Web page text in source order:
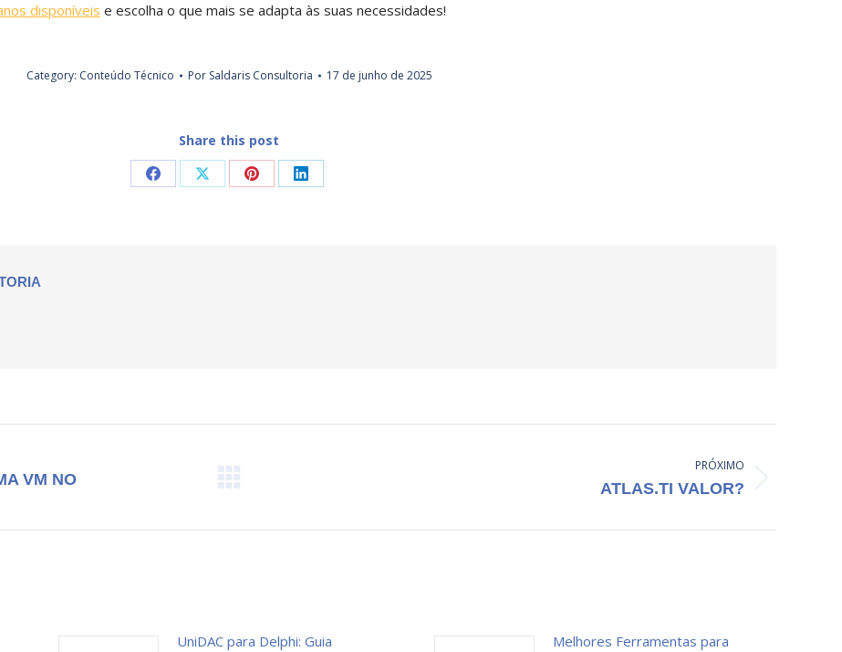
disponíveis e escolha o que mais se adapta às suas necessidades!
Category: Conteúdo Técnico Por Saldaris Consultoria 17 de junho de 2025
Share this post
CompartilharCompartilharCompartilharCompartilhar
VM NO
PRÓXIMO
ATLAS.TI VALOR?
UniDAC para Delphi: Guia
Melhores Ferramentas para